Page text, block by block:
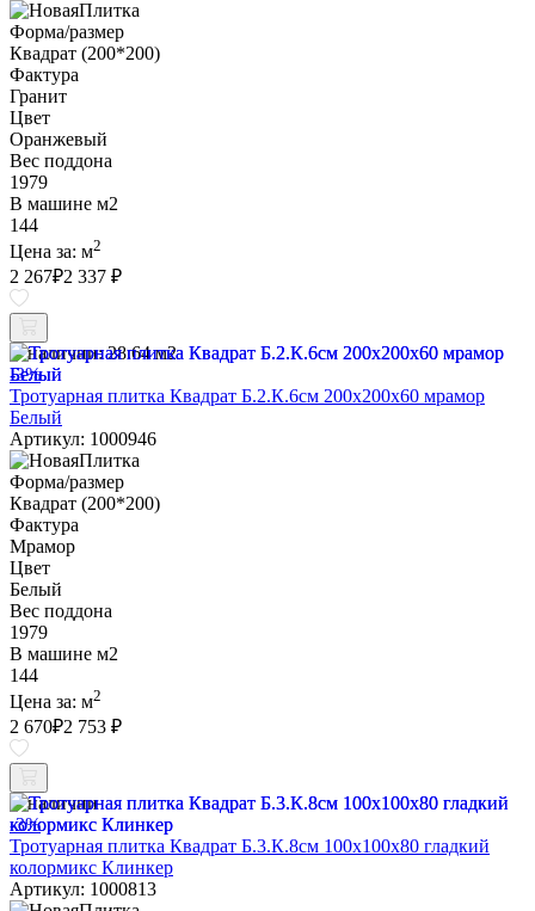
Форма/размер
Квадрат (200*200)
Фактура
Гранит
Цвет
Оранжевый
Вес поддона
1979
В машине м2
144
Цена за: м2
2 267₽2 337 ₽
В наличии: 28.64 м2
-3%
Тротуарная плитка Квадрат Б.2.К.6см 200х200х60 мрамор
Белый
Артикул: 1000946
Форма/размер
Квадрат (200*200)
Фактура
Мрамор
Цвет
Белый
Вес поддона
1979
В машине м2
144
Цена за: м2
2 670₽2 753 ₽
В наличии
-3%
Тротуарная плитка Квадрат Б.3.К.8см 100х100х80 гладкий
колормикс Клинкер
Артикул: 1000813